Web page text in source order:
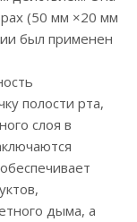
(50 мм ×20 мм
был применен
полости рта,
слоя в
дыма, а